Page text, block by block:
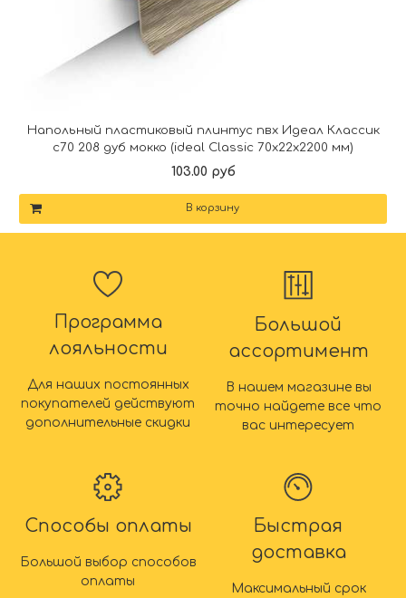
Напольный пластиковый плинтус пвх Идеал Классик
c70 208 дуб мокко (ideal Classic 70х22х2200 мм)
103.00 руб
В корзину
Программа
лояльности
Для наших постоянных
покупателей действуют
дополнительные скидки
Большой
ассортимент
В нашем магазине вы
точно найдете все что
вас интересует
Способы оплаты
Большой выбор способов
оплаты
Быстрая
доставка
Максимальный срок